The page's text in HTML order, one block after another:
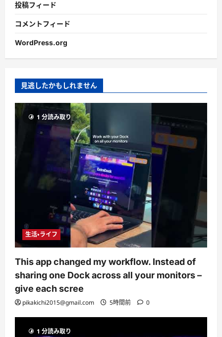
投稿フィード
コメントフィード
WordPress.org
見逃したかもしれません
1 分読み取り
生活・ライフ
This app changed my workflow. Instead of
sharing one Dock across all your monitors –
give each scree
pikakichi2015@gmail.com 5時間前 0
1 分読み取り